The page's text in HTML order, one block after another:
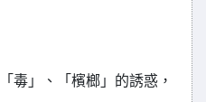
毒」、「檳榔」的誘惑，